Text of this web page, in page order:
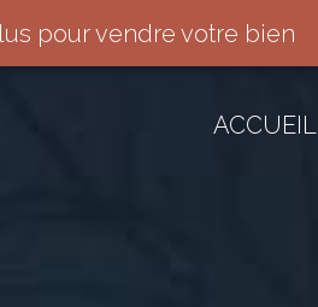
pour vendre votre bien
ACCUEIL